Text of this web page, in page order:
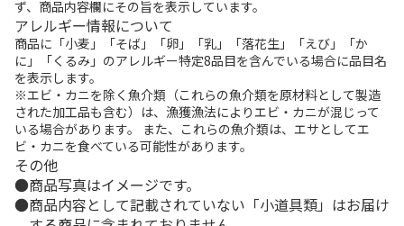
ず、商品内容欄にその旨を表示しています。
アレルギー情報について
商品に「小麦」「そば」「卵」「乳」「落花生」「えび」「か
に」「くるみ」のアレルギー特定8品目を含んでいる場合に品目名
を表示します。
※エビ・カニを除く魚介類（これらの魚介類を原材料として製造
された加工品も含む）は、漁獲漁法によりエビ・カニが混じって
いる場合があります。 また、これらの魚介類は、エサとしてエ
ビ・カニを食べている可能性があります。
その他
商品写真はイメージです。
商品内容として記載されていない「小道具類」はお届け